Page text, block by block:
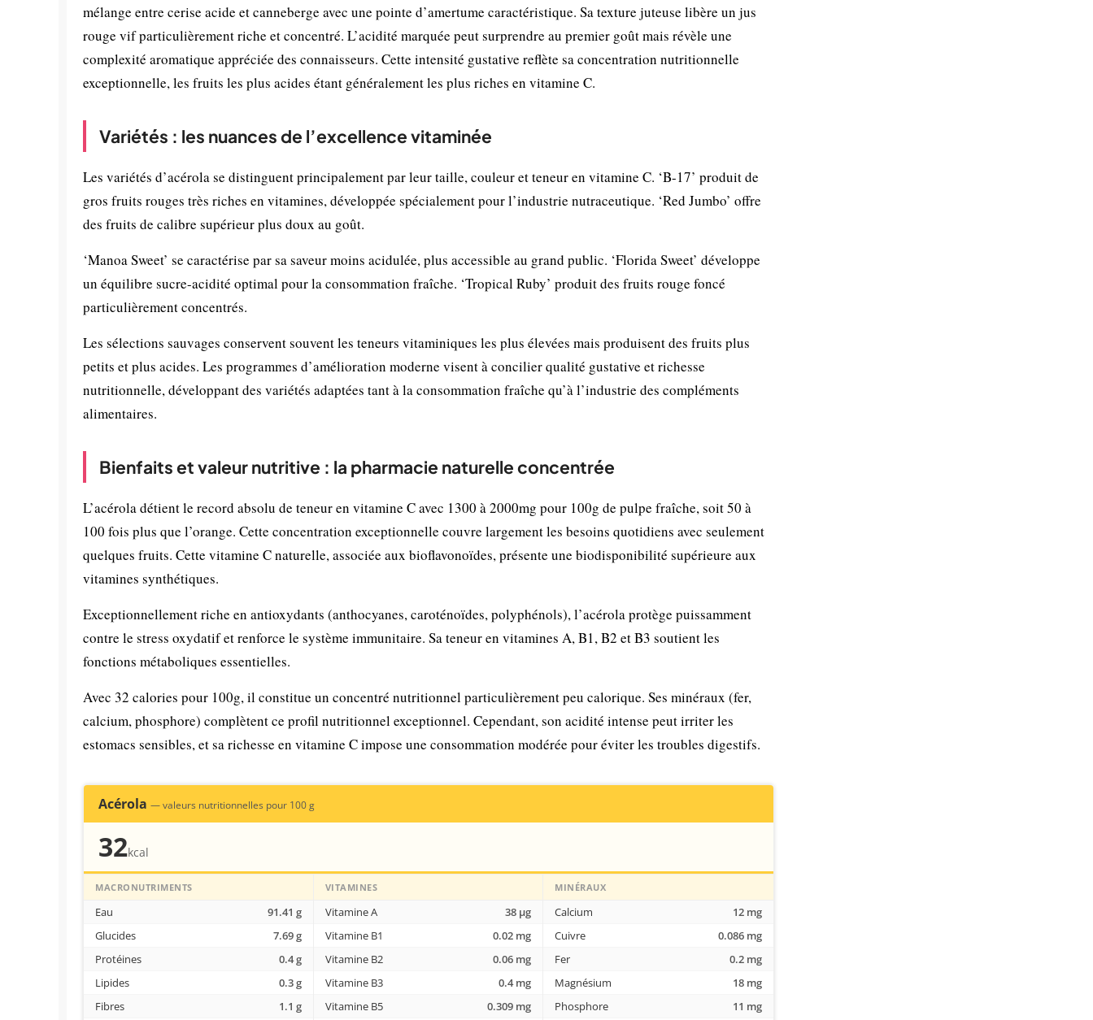
mélange entre cerise acide et canneberge avec une pointe d’amertume caractéristique. Sa texture juteuse libère un jus
rouge vif particulièrement riche et concentré. L’acidité marquée peut surprendre au premier goût mais révèle une
complexité aromatique appréciée des connaisseurs. Cette intensité gustative reflète sa concentration nutritionnelle
exceptionnelle, les fruits les plus acides étant généralement les plus riches en vitamine C.
Variétés : les nuances de l’excellence vitaminée
Les variétés d’acérola se distinguent principalement par leur taille, couleur et teneur en vitamine C. ‘B-17’ produit de
gros fruits rouges très riches en vitamines, développée spécialement pour l’industrie nutraceutique. ‘Red Jumbo’ offre
des fruits de calibre supérieur plus doux au goût.
‘Manoa Sweet’ se caractérise par sa saveur moins acidulée, plus accessible au grand public. ‘Florida Sweet’ développe
un équilibre sucre-acidité optimal pour la consommation fraîche. ‘Tropical Ruby’ produit des fruits rouge foncé
particulièrement concentrés.
Les sélections sauvages conservent souvent les teneurs vitaminiques les plus élevées mais produisent des fruits plus
petits et plus acides. Les programmes d’amélioration moderne visent à concilier qualité gustative et richesse
nutritionnelle, développant des variétés adaptées tant à la consommation fraîche qu’à l’industrie des compléments
alimentaires.
Bienfaits et valeur nutritive : la pharmacie naturelle concentrée
L’acérola détient le record absolu de teneur en vitamine C avec 1300 à 2000mg pour 100g de pulpe fraîche, soit 50 à
100 fois plus que l’orange. Cette concentration exceptionnelle couvre largement les besoins quotidiens avec seulement
quelques fruits. Cette vitamine C naturelle, associée aux bioflavonoïdes, présente une biodisponibilité supérieure aux
vitamines synthétiques.
Exceptionnellement riche en antioxydants (anthocyanes, caroténoïdes, polyphénols), l’acérola protège puissamment
contre le stress oxydatif et renforce le système immunitaire. Sa teneur en vitamines A, B1, B2 et B3 soutient les
fonctions métaboliques essentielles.
Avec 32 calories pour 100g, il constitue un concentré nutritionnel particulièrement peu calorique. Ses minéraux (fer,
calcium, phosphore) complètent ce profil nutritionnel exceptionnel. Cependant, son acidité intense peut irriter les
estomacs sensibles, et sa richesse en vitamine C impose une consommation modérée pour éviter les troubles digestifs.
Acérola — valeurs nutritionnelles pour 100 g
32kcal
MACRONUTRIMENTS
Eau
91.41 g
Glucides
7.69 g
Protéines
0.4 g
Lipides
0.3 g
Fibres
1.1 g
VITAMINES
Vitamine A
38 µg
Vitamine B1
0.02 mg
Vitamine B2
0.06 mg
Vitamine B3
0.4 mg
Vitamine B5
0.309 mg
MINÉRAUX
Calcium
12 mg
Cuivre
0.086 mg
Fer
0.2 mg
Magnésium
18 mg
Phosphore
11 mg